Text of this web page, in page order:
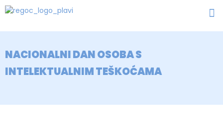
NACIONALNI DAN OSOBA S
INTELEKTUALNIM TEŠKOĆAMA